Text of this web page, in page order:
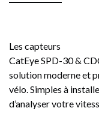
Les capteurs
CatEye SPD-30 &
solution moderne et
vélo. Simples à
d’analyser votre